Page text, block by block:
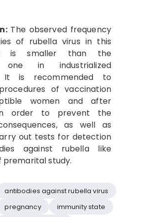
The observed frequency
of rubella virus in this
is smaller than the
one in industrialized
It is recommended to
of vaccination
women and after
order to prevent the
as well as
out tests for detection
against rubella like
study.
antibodies against rubella virus
pregnancy
immunity state